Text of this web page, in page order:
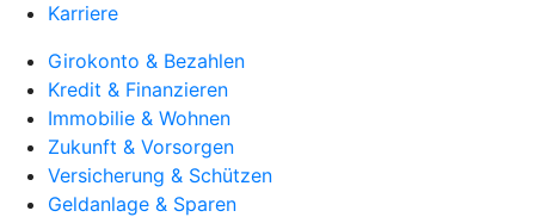
Karriere
Girokonto & Bezahlen
Kredit & Finanzieren
Immobilie & Wohnen
Zukunft & Vorsorgen
Versicherung & Schützen
Geldanlage & Sparen